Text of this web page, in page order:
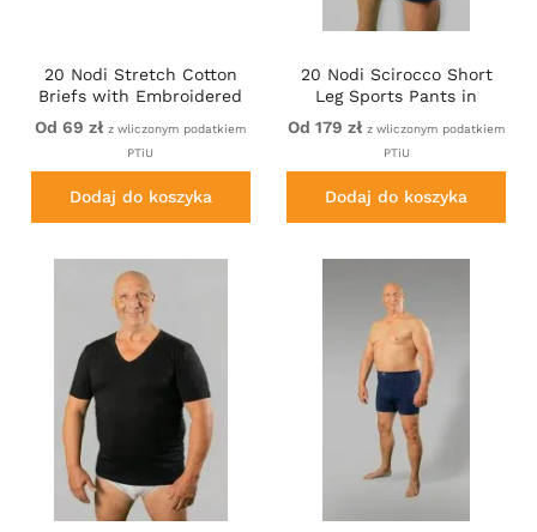
20 Nodi Stretch Cotton
Briefs with Embroidered
Side Label Black
Od 69 zł z wliczonym podatkiem
PTiU
Dodaj do koszyka
20 Nodi Scirocco Short
Leg Sports Pants in
Combed Cotton Jersey
Navy
Od 179 zł z wliczonym podatkiem
PTiU
Dodaj do koszyka